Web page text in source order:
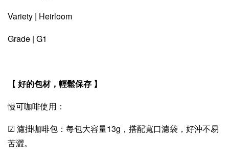
Variety | Heirloom
Grade | G1
【 好的包材，輕鬆保存 】
慢可咖啡使用：
☑ 濾掛咖啡包：每包大容量13g，搭配寬口濾袋，好沖不易
苦澀。